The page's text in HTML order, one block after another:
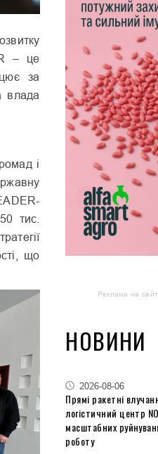
– це
за
влада
і
тис.
що
Реклама на
НОВИНИ
2026-08-06
Прямі ракетні
логістичний центр
масштабних
роботу